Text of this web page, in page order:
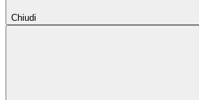
Chiudi